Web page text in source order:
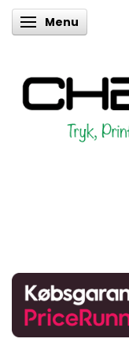
Skifte navigation
Menu